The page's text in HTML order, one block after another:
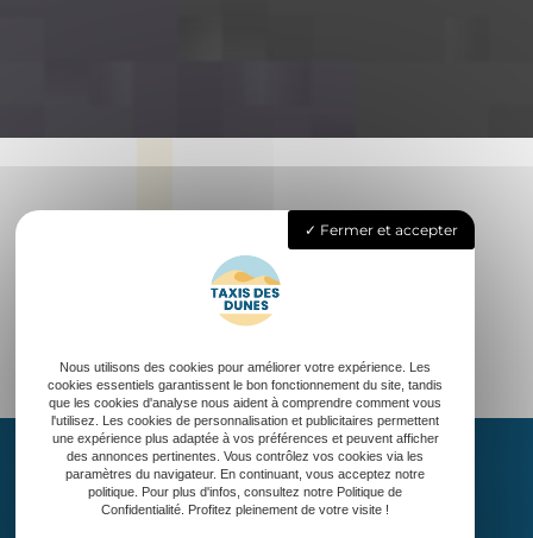
Accueil
Fermer et accepter
Nous utilisons des cookies pour améliorer votre expérience. Les
cookies essentiels garantissent le bon fonctionnement du site, tandis
que les cookies d'analyse nous aident à comprendre comment vous
l'utilisez. Les cookies de personnalisation et publicitaires permettent
une expérience plus adaptée à vos préférences et peuvent afficher
des annonces pertinentes. Vous contrôlez vos cookies via les
paramètres du navigateur. En continuant, vous acceptez notre
politique. Pour plus d'infos, consultez notre Politique de
Confidentialité. Profitez pleinement de votre visite !